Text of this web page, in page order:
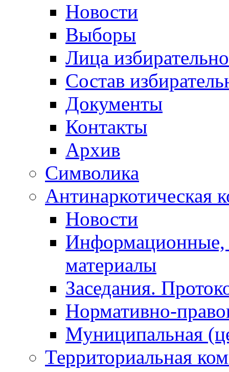
Новости
Выборы
Лица
Состав
Документы
Контакты
Архив
Символика
Антинаркотическая
Новости
Информационные,
материалы
Заседания.
Нормативно-
Муниципальная
Территориальная